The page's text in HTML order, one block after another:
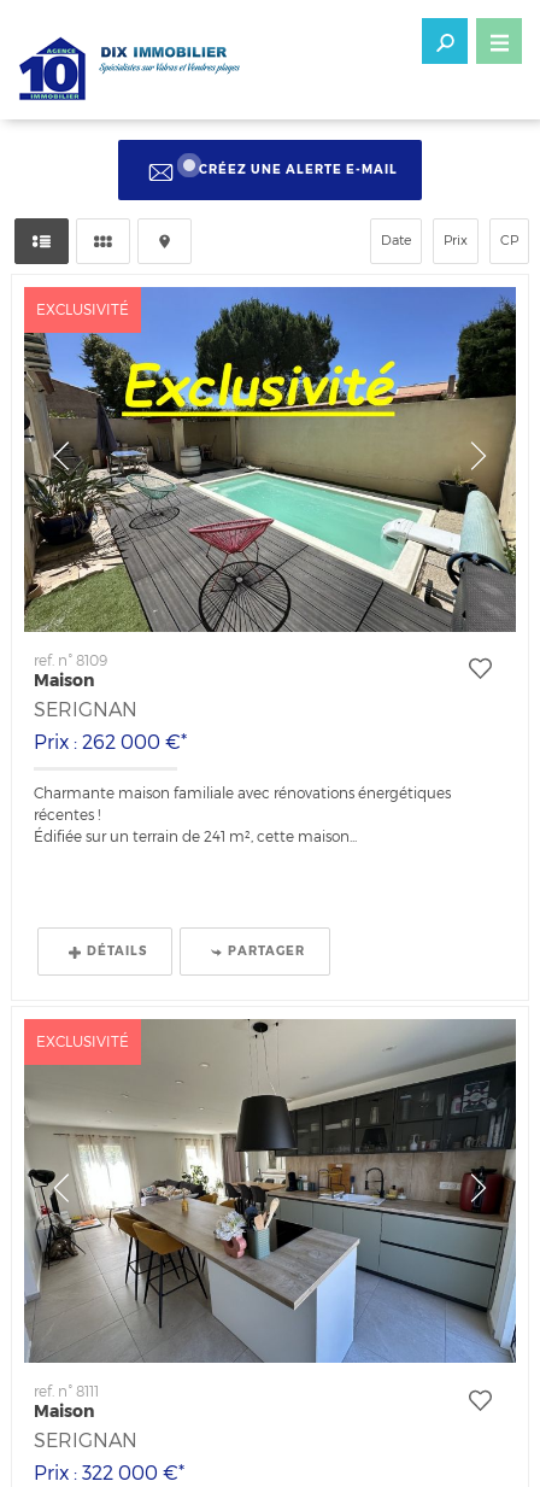
CRÉEZ UNE ALERTE E-MAIL
Date Prix CP
EXCLUSIVITÉ
ref. n° 8109
Maison
SERIGNAN
Prix : 262 000 €*
Charmante maison familiale avec rénovations énergétiques
récentes !
Édifiée sur un terrain de 241 m², cette maison...
DÉTAILS PARTAGER
EXCLUSIVITÉ
ref. n° 8111
Maison
SERIGNAN
Prix : 322 000 €*